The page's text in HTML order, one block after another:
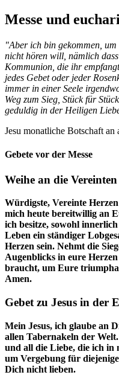
Messe und
"Aber ich bin gekommen,
nicht hören will, nämlich
Kommunion, die ihr
jedes Gebet oder jeder
immer in einer Seele
Weg zum Sieg, Stück für
geduldig in der Heiligen
Jesu monatliche Botschaft
Gebete vor der Messe
Weihe an die
Würdigste, Vereinte
mich heute bereitwillig an
ich besitze, sowohl
Leben ein ständiger
Herzen sein. Nehmt die
Augenblicks in eure
braucht, um Eure
Amen.
Gebet zu Jesus in der
Mein Jesus, ich glaube an
allen Tabernakeln der
und all die Liebe, die ich in
um Vergebung für
Dich nicht lieben.